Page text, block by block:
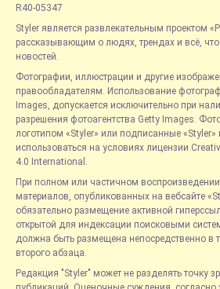
R40-05347
Styler является развлекательным проектом
рассказывающим о людях, трендах и всё, что
новостей.
Фотографии, иллюстрации и другие
правообладателям. Использование
Images, допускается исключительно при
разрешения фотоагентства Getty Images.
логотипом «Styler» или подписанные «Styler»
использоваться на условиях лицензии
4.0 International.
При полном или частичном
материалов, опубликованных на вебсайте
обязательно размещение активной
открытой для индексации поисковыми
должна быть размещена непосредственно в
второго абзаца.
Редакция "Styler" может не разделять точку